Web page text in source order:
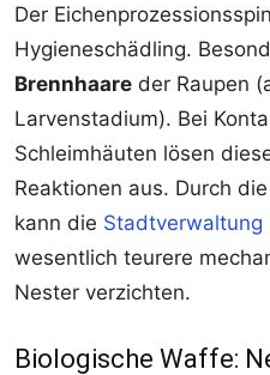
Der
Hygieneschädling.
Brennhaare der Raupen
Larvenstadium). Bei
Schleimhäuten lösen
Reaktionen aus. Durch
kann die Stadtverwaltung
wesentlich teurere
Nester verzichten.
Biologische Waffe: